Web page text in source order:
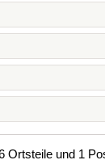
Ortsteile und 1